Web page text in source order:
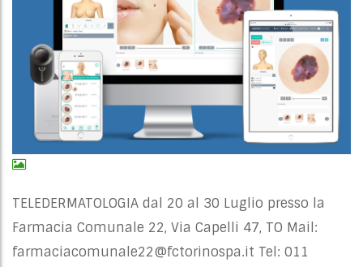
TELEDERMATOLOGIA dal 20 al 30 Luglio presso la
Farmacia Comunale 22, Via Capelli 47, TO Mail:
farmaciacomunale22@fctorinospa.it Tel: 011